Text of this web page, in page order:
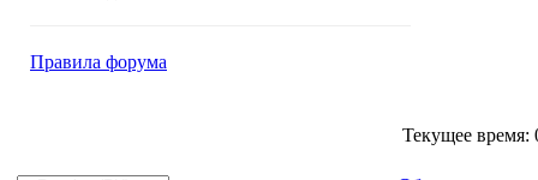
Правила форума
Текущее время: